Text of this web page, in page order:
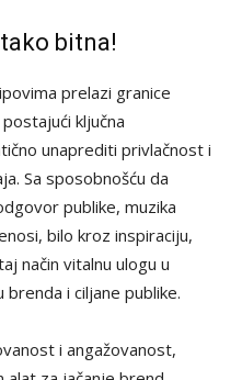
bitna!
prelazi granice
ključna
unaprediti privlačnost i
Sa sposobnošću da
publike, muzika
bilo kroz inspiraciju,
način vitalnu ulogu u
i ciljane publike.
i angažovanost,